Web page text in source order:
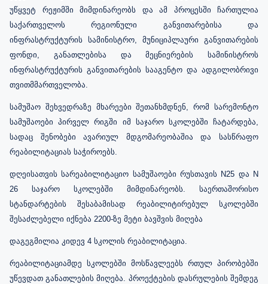
უწყვეტ რეჟიმში მიმდინარეობს და ამ პროცესში ჩართულია
საქართველოს რეგიონული განვითარებისა და
ინფრასტრუქტურის სამინისტრო, მუნიციპლაური განვითარების
ფონდი, განათლებისა და მეცნიერების სამინისტროს
ინფრასტრუქტურის განვითარების სააგენტო და ადგილობრივი
თვითმმართველობა.
სამუშაო შეხვედრაზე მხარეები შეთანხმდნენ, რომ სარემონტო
სამუშაოები პირველ რიგში იმ საჯარო სკოლებში ჩატარდება,
სადაც შენობები ავარიულ მდგომარეობაშია და სასწრაფო
რეაბილიტაციას საჭიროებს.
დღეისათვის სარეაბილიტაციო სამუშაოები რუსთავის N25 და N
26 საჯარო სკოლებში მიმდინარეობს. საერთაშორისო
სტანდარტების შესაბამისად რეაბილიტირებულ სკოლებში
შესაძლებელი იქნება 2200-ზე მეტი ბავშვის მიღება
დაგეგმილია კიდევ 4 სკოლის რეაბილიტაცია.
რეაბილიტაციამდე სკოლებში მოსწავლეებს რთულ პირობებში
უწევდათ განათლების მიღება. პროექტების დასრულების შემდეგ